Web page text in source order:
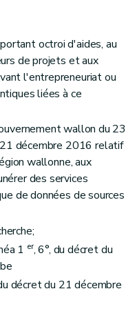
octroi d'aides, au
de projets et aux
l'entrepreneuriat ou
liées à ce
wallon du 23
décembre 2016 relatif
wallonne, aux
des services
de données de sources
1 er, 6°, du décret du
décret du 21 décembre